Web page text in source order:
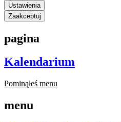
Ustawienia
Zaakceptuj
pagina
Kalendarium
Pominąłeś menu
menu